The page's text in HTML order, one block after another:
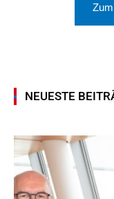
NEUESTE